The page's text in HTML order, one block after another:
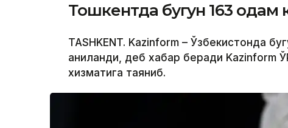
Тошкентда бугун 163 одам
TASHKENT. Kazinform – Ўзбекистонда
аниқланди, деб хабар беради Kazinform
хизматига таяниб.